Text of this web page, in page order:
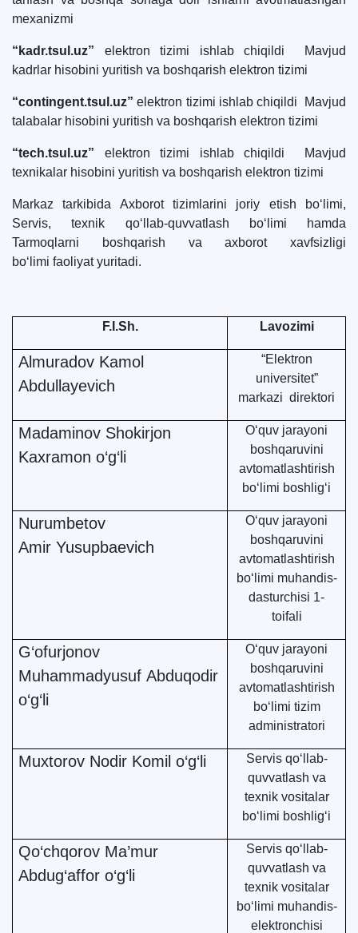
mexanizmi
“kadr.tsul.uz” elektron tizimi ishlab chiqildi Mavjud
kadrlar hisobini yuritish va boshqarish elektron tizimi
“contingent.tsul.uz” elektron tizimi ishlab chiqildi Mavjud
talabalar hisobini yuritish va boshqarish elektron tizimi
“tech.tsul.uz” elektron tizimi ishlab chiqildi Mavjud
texnikalar hisobini yuritish va boshqarish elektron tizimi
Markaz tarkibida Axborot tizimlarini joriy etish bo‘limi,
Servis, texnik qo‘llab-quvvatlash bo‘limi hamda
Tarmoqlarni boshqarish va axborot xavfsizligi
bo‘limi faoliyat yuritadi.
F.I.Sh. Lavozimi
Almuradov Kamol
Abdullayevich
“Elektron
universitet”
markazi direktori
Madaminov Shokirjon
Kaxramon o‘g‘li
O‘quv jarayoni
boshqaruvini
avtomatlashtirish
bo‘limi boshlig‘i
Nurumbetov
Amir Yusupbaevich
O‘quv jarayoni
boshqaruvini
avtomatlashtirish
bo‘limi muhandis-
dasturchisi 1-
toifali
G‘ofurjonov
Muhammadyusuf Abduqodir
o‘g‘li
O‘quv jarayoni
boshqaruvini
avtomatlashtirish
bo‘limi tizim
administratori
Muxtorov Nodir Komil o‘g‘li
Servis qo‘llab-
quvvatlash va
texnik vositalar
bo‘limi boshlig‘i
Qo‘chqorov Ma’mur
Abdug‘affor o‘g‘li
Servis qo‘llab-
quvvatlash va
texnik vositalar
bo‘limi muhandis-
elektronchisi